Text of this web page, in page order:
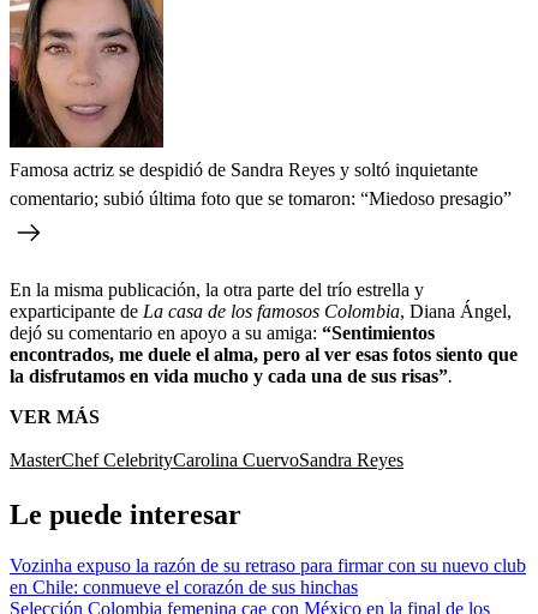
Famosa actriz se despidió de Sandra Reyes y soltó inquietante
comentario; subió última foto que se tomaron: “Miedoso presagio”
En la misma publicación, la otra parte del trío estrella y
exparticipante de La casa de los famosos Colombia, Diana Ángel,
dejó su comentario en apoyo a su amiga: “Sentimientos
encontrados, me duele el alma, pero al ver esas fotos siento que
la disfrutamos en vida mucho y cada una de sus risas”.
VER MÁS
MasterChef CelebrityCarolina CuervoSandra Reyes
Le puede interesar
Vozinha expuso la razón de su retraso para firmar con su nuevo club
en Chile: conmueve el corazón de sus hinchas
Selección Colombia femenina cae con México en la final de los